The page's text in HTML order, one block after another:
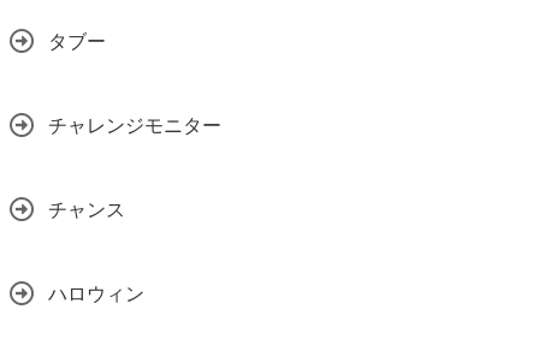
タブー
チャレンジモニター
チャンス
ハロウィン